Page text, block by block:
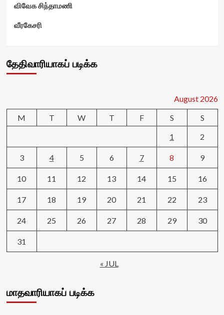
விவேக சிந்தாமணி
வீரகேசரி
தேதிவாரியாகப் படிக்க
August 2026
M
T W T F S
S
1
2
3 4 5 6 7 8 9
10 11 12 13 14 15 16
17 18 19 20 21 22 23
24 25 26 27 28 29 30
31
« JUL
மாதவாரியாகப் படிக்க